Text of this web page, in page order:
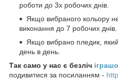
роботи до 3х робочих днів.
Якщо вибраного кольору
виконання до 7 робочих днів.
Якщо вибрано пледик,
день в день.
Так само у нас є безліч
подивитися за посиланням -